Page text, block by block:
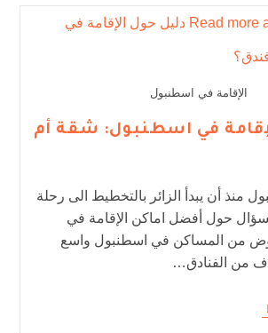
الإقامة في اسطنبول
في اسطنبول: شقة أم
منذ أن يبدأ الزائر بالتخطيط الى رحلة
حول أفضل اماكن الإقامة في
من المساكن في اسطنبول واسع
من الفنادق…